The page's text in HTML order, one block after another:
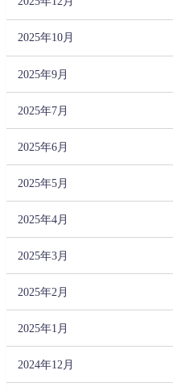
2025年10月
2025年9月
2025年7月
2025年6月
2025年5月
2025年4月
2025年3月
2025年2月
2025年1月
2024年12月